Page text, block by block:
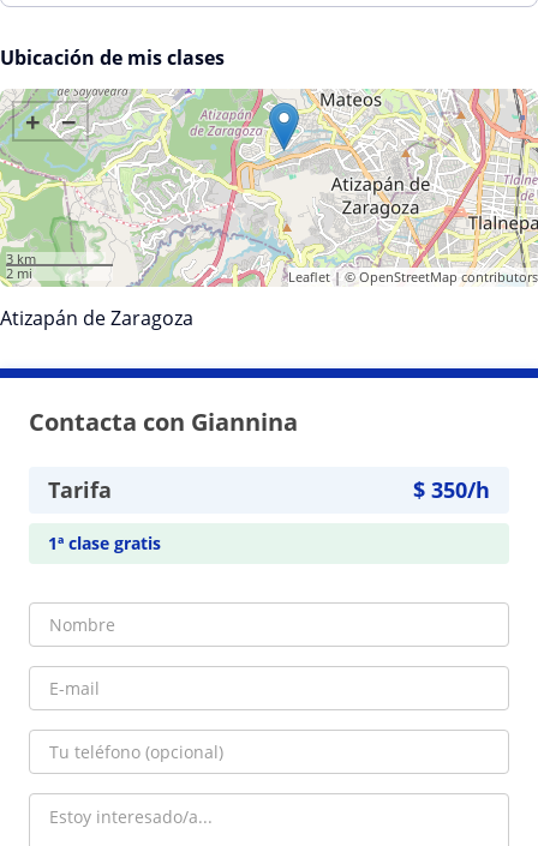
Ubicación de mis clases
+ −
3 km
2 mi
Leaflet| ©OpenStreetMap contributors
Atizapán de Zaragoza
Contacta con Giannina
Tarifa $ 350/h
1ª clase gratis